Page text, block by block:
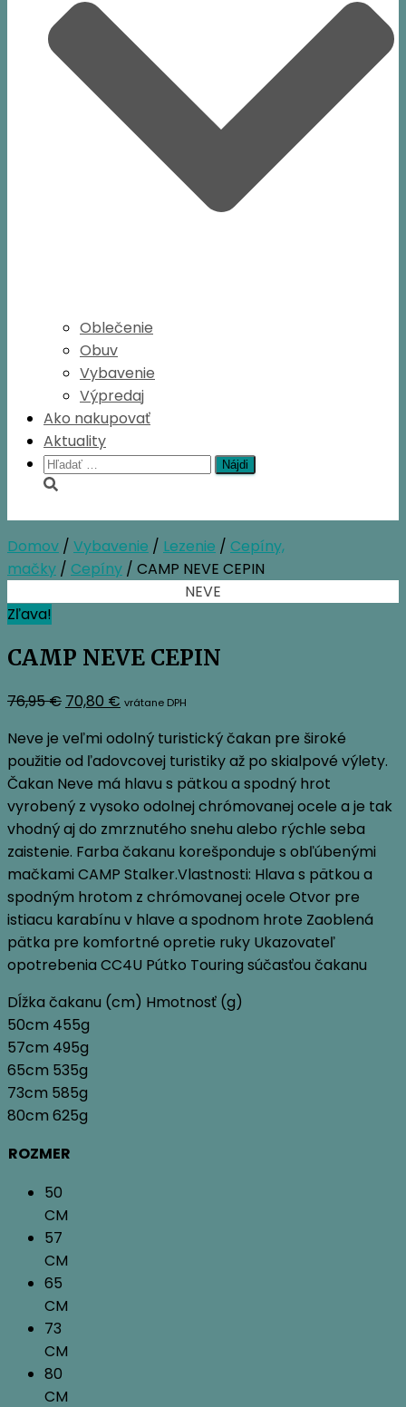
Oblečenie
Obuv
Vybavenie
Výpredaj
Ako nakupovať
Aktuality
Hľadať:
Domov / Vybavenie / Lezenie / Cepíny,
mačky / Cepíny / CAMP NEVE CEPIN
Zľava!
CAMP NEVE CEPIN
76,95€ Pôvodná
bola:
76,95 €.
70,80 € Aktuálna
je:
70,80 €.
vrátane DPH
Neve je veľmi odolný turistický čakan pre široké
použitie od ľadovcovej turistiky až po skialpové výlety.
Čakan Neve má hlavu s pätkou a spodný hrot
vyrobený z vysoko odolnej chrómovanej ocele a je tak
vhodný aj do zmrznutého snehu alebo rýchle seba
zaistenie. Farba čakanu korešponduje s obľúbenými
mačkami CAMP Stalker.Vlastnosti: Hlava s pätkou a
spodným hrotom z chrómovanej ocele Otvor pre
istiacu karabínu v hlave a spodnom hrote Zaoblená
pätka pre komfortné opretie ruky Ukazovateľ
opotrebenia CC4U Pútko Touring súčasťou čakanu
Dĺžka čakanu (cm) Hmotnosť (g)
50cm 455g
57cm 495g
65cm 535g
73cm 585g
80cm 625g
ROZMER
50
CM
57
CM
65
CM
73
CM
80
CM